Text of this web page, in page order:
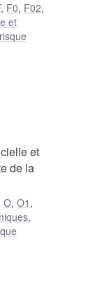
, F0, F02,
et
et
de la
O,O1 ,
,